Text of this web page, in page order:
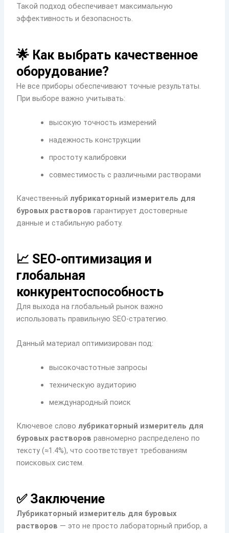
Такой подход обеспечивает максимальную
эффективность и безопасность.
🌟 Как выбрать качественное
оборудование?
Не все приборы обеспечивают точные результаты.
При выборе важно учитывать:
высокую точность измерений
надежность конструкции
простоту калибровки
совместимость с различными растворами
Качественныйлубрикаторный измеритель для
буровых растворов гарантирует достоверные
данные и стабильную работу.
📈 SEO-оптимизация и
глобальная
конкурентоспособность
Для выхода на глобальный рынок важно
использовать правильную SEO-стратегию.
Данный материал оптимизирован под:
высокочастотные запросы
техническую аудиторию
международный поиск
Ключевое словолубрикаторный измеритель для
буровых растворов равномерно распределено по
тексту (≈1.4%), что соответствует требованиям
поисковых систем.
✅ Заключение
Лубрикаторный измеритель для буровых
растворов — это не просто лабораторный прибор, а